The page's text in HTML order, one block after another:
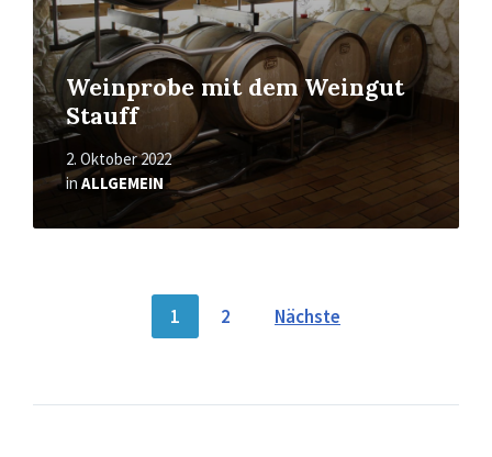
Weinprobe mit dem Weingut
Stauff
2. Oktober 2022
inALLGEMEIN
Seitennummerierung
Beiträge
1 2 Nächste